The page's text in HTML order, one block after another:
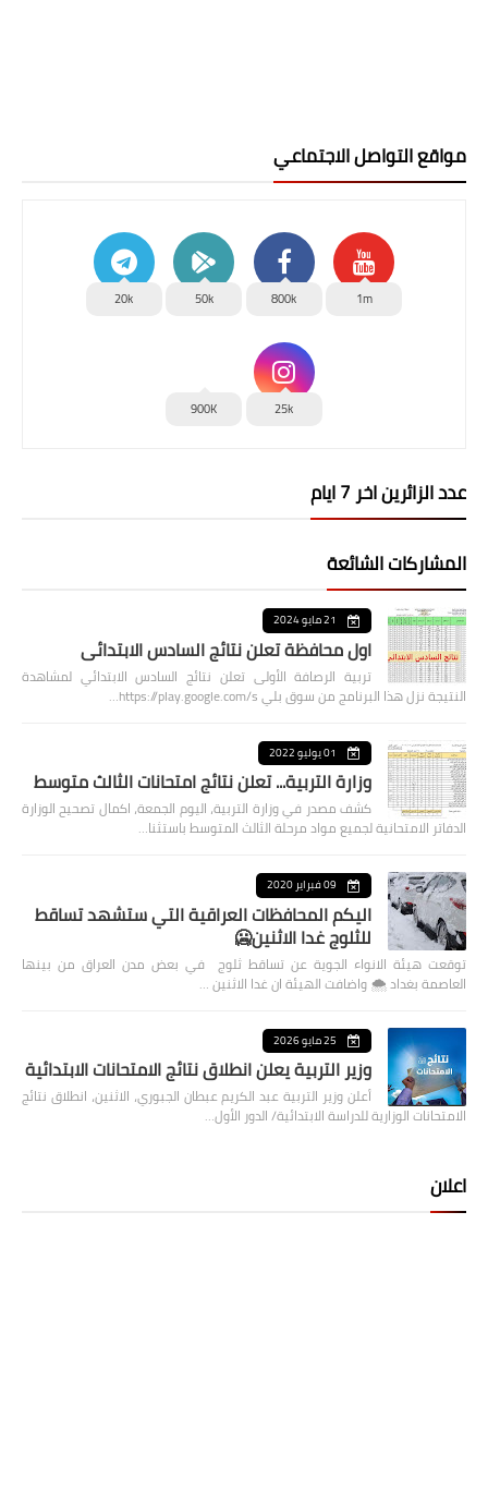
مواقع التواصل الاجتماعي
1m
800k
50k
20k
25k
900K
عدد الزائرين اخر 7 ايام
المشاركات الشائعة
21 مايو 2024
اول محافظة تعلن نتائج السادس الابتدائي
تربية الرصافة الأولى تعلن نتائج السادس الابتدائي لمشاهدة
النتيجة نزل هذا البرنامج من سوق بلي https://play.google.com/s…
01 يوليو 2022
وزارة التربية... تعلن نتائج امتحانات الثالث متوسط
كشف مصدر في وزارة التربية، اليوم الجمعة، اكمال تصحيح الوزارة
الدفاتر الامتحانية لجميع مواد مرحلة الثالث المتوسط باستثنا…
09 فبراير 2020
اليكم المحافظات العراقية التي ستشهد تساقط
للثلوج غدا الاثنين🥶
توقعت هيئة الانواء الجوية عن تساقط ثلوج في بعض مدن العراق من بينها
العاصمة بغداد ⁦🌨️⁩ واضافت الهيئة ان غدا الاثنين …
25 مايو 2026
وزير التربية يعلن انطلاق نتائج الامتحانات الابتدائية
أعلن وزير التربية عبد الكريم عبطان الجبوري، الاثنين، انطلاق نتائج
الامتحانات الوزارية للدراسة الابتدائية/ الدور الأول…
اعلان